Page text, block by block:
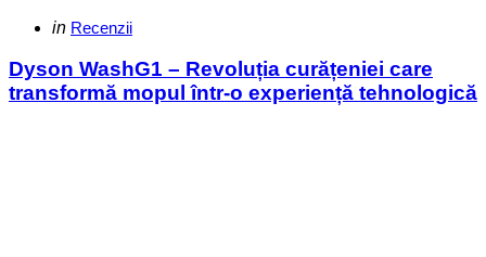
Categories
Posted
in Recenzii
Dyson WashG1 – Revoluția curățeniei care
transformă mopul într-o experiență tehnologică